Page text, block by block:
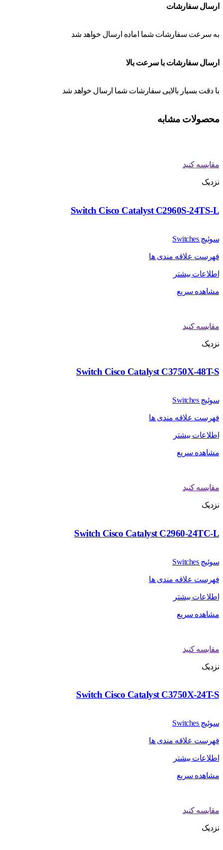
ارسال سفارشات
به سرعت سفارشات شما اماده ارسال خواهد شد
ارسال سفارشات با سرعت بالا
با دقت بسیار بالایی سفارشات شما ارسال خواهد شد
محصولات مشابه
مقایسه کنید
نزدیک
Switch Cisco Catalyst C2960S-24TS-L
سوئیچ Switches
فهرست علاقه مندی ها
اطلاعات بیشتر
مشاهده سریع
مقایسه کنید
نزدیک
Switch Cisco Catalyst C3750X-48T-S
سوئیچ Switches
فهرست علاقه مندی ها
اطلاعات بیشتر
مشاهده سریع
مقایسه کنید
نزدیک
Switch Cisco Catalyst C2960-24TC-L
سوئیچ Switches
فهرست علاقه مندی ها
اطلاعات بیشتر
مشاهده سریع
مقایسه کنید
نزدیک
Switch Cisco Catalyst C3750X-24T-S
سوئیچ Switches
فهرست علاقه مندی ها
اطلاعات بیشتر
مشاهده سریع
مقایسه کنید
نزدیک